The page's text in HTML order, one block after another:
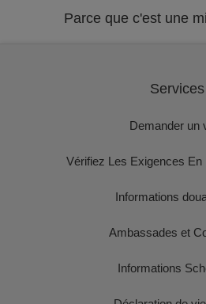
Parce que c'est une
Services
Demander un
Vérifiez Les Exigences En
Informations
Ambassades et
Informations